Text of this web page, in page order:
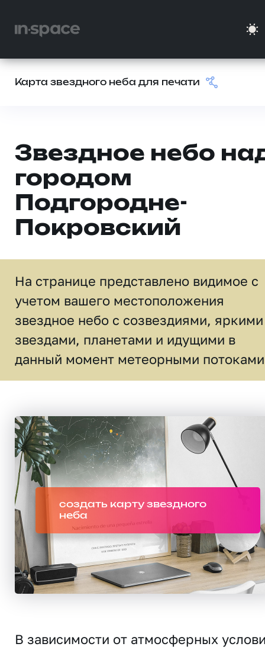
Карта звездного неба для печати
Звездное небо
городом
Подгородне-
Покровский
На странице представлено видимое c
учетом вашего местоположения
звездное небо c созвездиями, яркими
звездами, планетами и идущими в
данный момент метеорными
создать карту звездного
неба
В зависимости от атмосферных